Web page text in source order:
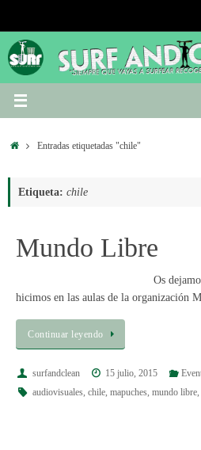
contenido
InicioEntradas etiquetadas "chile"
Etiqueta: chile
Mundo Libre
Os
hicimos en las aulas de la organización
Continuar leyendo
surfandclean 15 julio, 2015
audiovisuales, chile, mapuches, mundo libre,